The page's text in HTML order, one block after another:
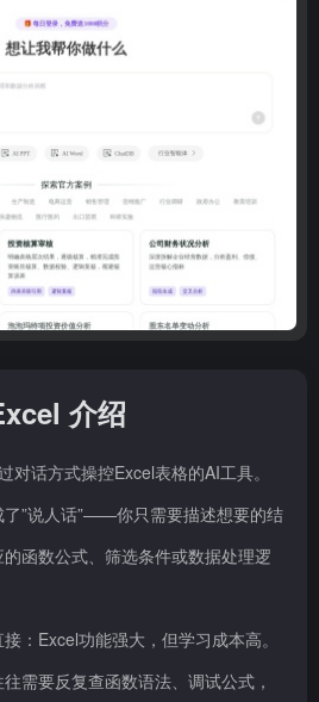
介绍
对话方式操控Excel表格的AI工具。
”说人话”——你只需要描述想要的结
函数公式、筛选条件或数据处理逻
：Excel功能强大，但学习成本高。
需要反复查函数语法、调试公式，